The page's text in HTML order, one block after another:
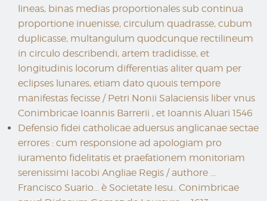
lineas, binas medias proportionales sub continua
proportione inuenisse, circulum quadrasse, cubum
duplicasse, multangulum quodcunque rectilineum
in circulo describendi, artem tradidisse, et
longitudinis locorum differentias aliter quam per
eclipses lunares, etiam dato quouis tempore
manifestas fecisse / Petri Nonii Salaciensis liber vnus
Conimbricae Ioannis Barrerii , et Ioannis Aluari 1546
Defensio fidei catholicae aduersus anglicanae sectae
errores : cum responsione ad apologiam pro
iuramento fidelitatis et praefationem monitoriam
serenissimi Iacobi Angliae Regis / authore ...
Francisco Suario... è Societate Iesu.. Conimbricae